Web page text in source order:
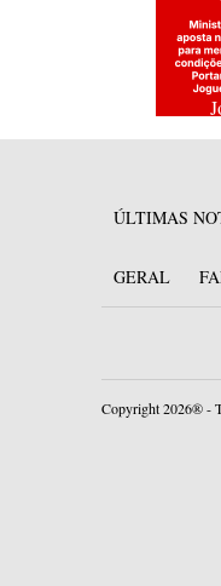
ÚLTIMAS
GERAL
Copyright 2026® -